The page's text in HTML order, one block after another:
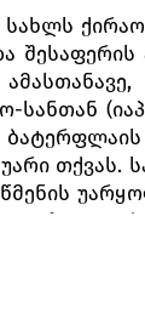
სახლს
შესაფერის
სანთან
თქვას.